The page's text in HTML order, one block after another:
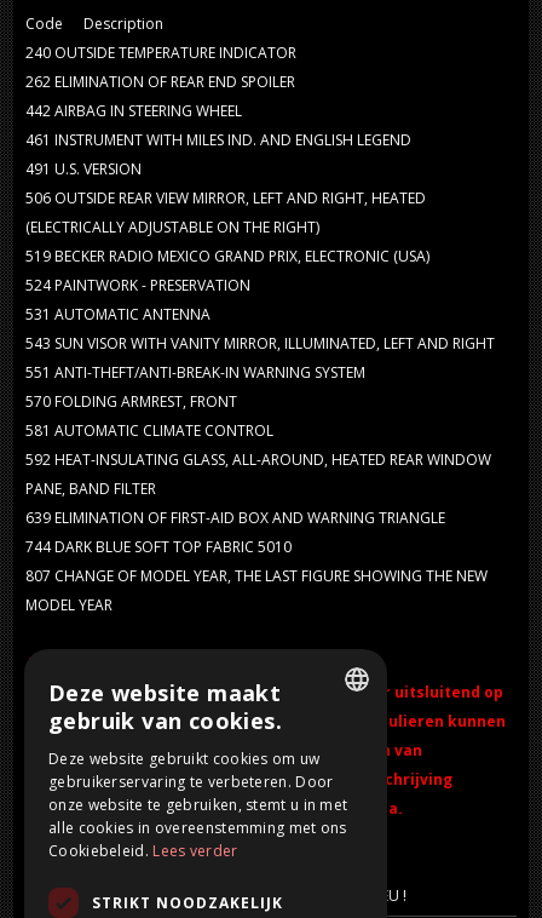
Code
Description
240 OUTSIDE TEMPERATURE INDICATOR
262ELIMINATION OF REAR END SPOILER
442AIRBAG IN STEERING WHEEL
461 INSTRUMENT WITH MILES IND. AND ENGLISH LEGEND
491 U.S. VERSION
506 OUTSIDE REAR VIEW MIRROR, LEFT AND RIGHT, HEATED
(ELECTRICALLY ADJUSTABLE ON THE RIGHT)
519BECKER RADIO MEXICO GRAND PRIX, ELECTRONIC (USA)
524PAINTWORK - PRESERVATION
531 AUTOMATIC ANTENNA
543 SUN VISOR WITH VANITY MIRROR, ILLUMINATED, LEFT AND RIGHT
551 ANTI-THEFT/ANTI-BREAK-IN WARNING SYSTEM
570FOLDING ARMREST, FRONT
581 AUTOMATIC CLIMATE CONTROL
592HEAT-INSULATING GLASS, ALL-AROUND, HEATED REAR WINDOW
PANE, BAND FILTER
639ELIMINATION OF FIRST-AID BOX AND WARNING TRIANGLE
744DARK BLUE SOFT TOP FABRIC 5010
807 CHANGE OF MODEL YEAR, THE LAST FIGURE SHOWING THE NEW
MODEL YEAR
Verkoop in consignatie:
Bij een verkoop in consignatie treedt de dealer uitsluitend op
als tussenpersoon tussen particulieren. Particulieren kunnen
onderling afspraken maken over het uitsluiten van
garantierechten. Lees daarom de voertuigbeschrijving
zorgvuldig door of vraag het de dealer direct na.
Alle belastingen en invoerrechten zijn betaald voor EU !
FRENCH
ENGLISH
Deze website maakt
gebruik van cookies.
Deze website gebruikt cookies om uw
gebruikerservaring te verbeteren. Door
onze website te gebruiken, stemt u in met
alle cookies in overeenstemming met ons
Cookiebeleid. Lees verder
STRIKT NOODZAKELIJK